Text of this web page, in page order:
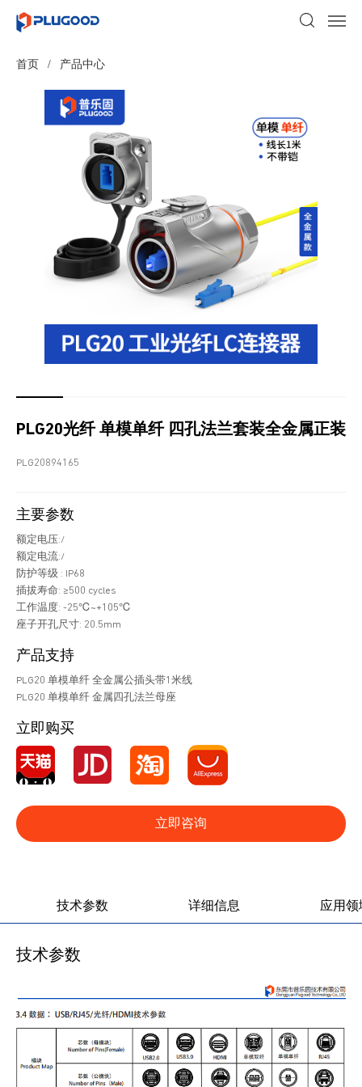
首页 / 产品中心
PLG20光纤 单模单纤 四孔法兰套装全金属正装
PLG20894165
主要参数
额定电压:/
额定电流:/
防护等级 : IP68
插拔寿命: ≥500 cycles
工作温度: -25℃~+105℃
座子开孔尺寸: 20.5mm
产品支持
PLG20 单模单纤 全金属公插头带1米线
PLG20 单模单纤 金属四孔法兰母座
立即购买
立即咨询
技术参数 详细信息 应用领
技术参数